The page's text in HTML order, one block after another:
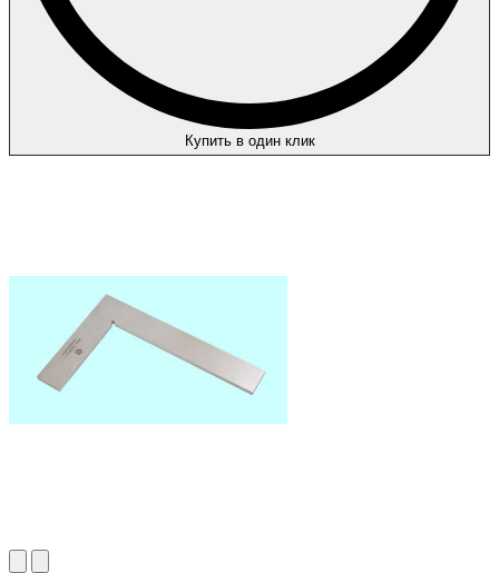
Купить в один клик